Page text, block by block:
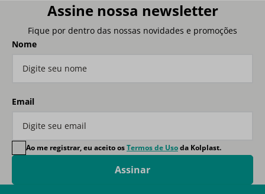
Assine nossa newsletter
Fique por dentro das nossas novidades e promoções
Nome
Email
Assinar
Ao me registrar, eu aceito osTermos de Usoda Kolplast.